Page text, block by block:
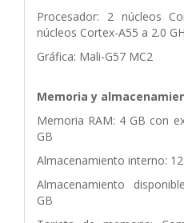
Procesador: 2 núcleos
núcleos Cortex-A55 a 2.0
Gráfica: Mali-G57 MC2
Memoria y
Memoria RAM: 4 GB con
GB
Almacenamiento interno:
Almacenamiento
GB